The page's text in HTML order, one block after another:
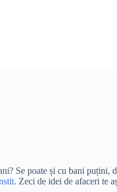
Se poate și cu bani
. Zeci de idei de afaceri te